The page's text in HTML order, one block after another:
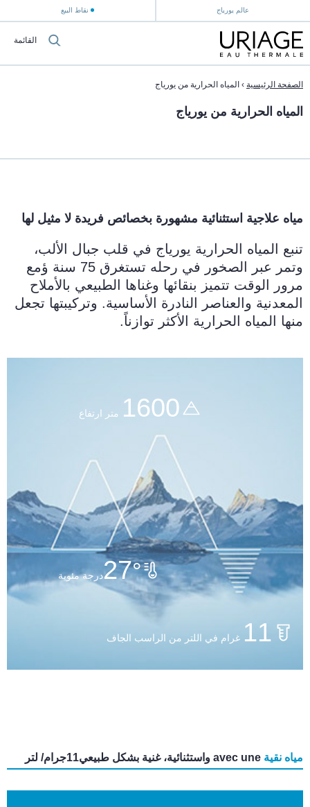
عالم يورياج نقاط البيع
القائمة
الصفحة الرئيسية › المياه الحرارية من يورياج
المياه الحرارية من يورياج
مياه علاجية استثنائية مشهورة بخصائص فريدة لا مثيل لها
تنبع المياه الحرارية يورياج في قلب جبال الألب،
وتمر عبر الصخور في رحله تستغرق 75 سنة ؤمع
مرور الوقت تتميز بنقائها وغناها الطبيعي بالأملاح
المعدنية والعناصر النادرة الأساسية. وتركيبتها تجعل
منها المياه الحرارية الأكثر توازناً.
1600 متر ارتفاع
27° درجة مئوية
11 غرام في اللتر من الراسب الجاف
مياه نقية